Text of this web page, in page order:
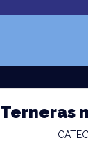
Terneras